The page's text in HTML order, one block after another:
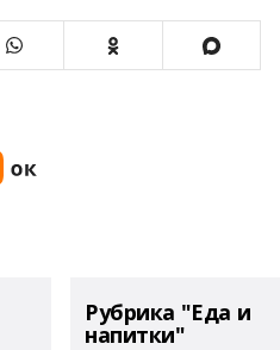
Рубрика "Еда и
напитки"